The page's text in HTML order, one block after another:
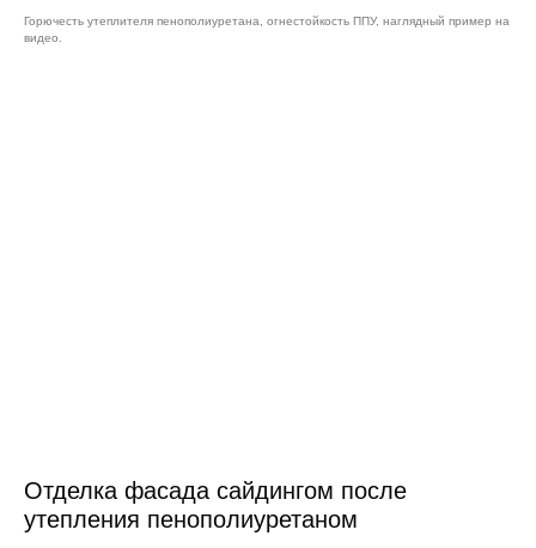
Горючесть утеплителя пенополиуретана, огнестойкость ППУ, наглядный пример на
видео.
Отделка фасада сайдингом после
утепления пенополиуретаном